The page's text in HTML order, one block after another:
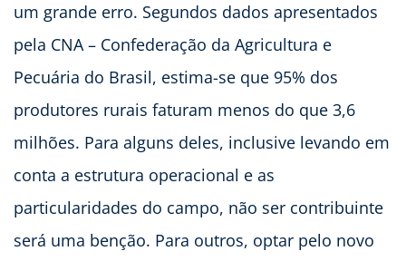
um grande erro. Segundos dados apresentados
pela CNA – Confederação da Agricultura e
Pecuária do Brasil, estima-se que 95% dos
produtores rurais faturam menos do que 3,6
milhões. Para alguns deles, inclusive levando em
conta a estrutura operacional e as
particularidades do campo, não ser contribuinte
será uma benção. Para outros, optar pelo novo